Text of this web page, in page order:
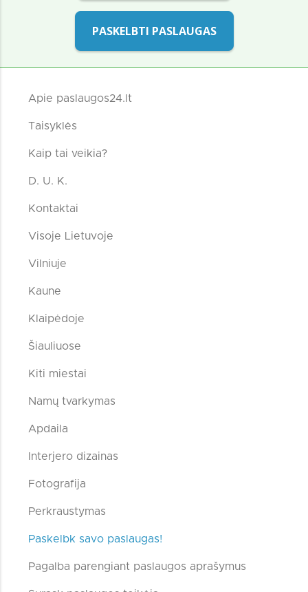
PASKELBTI PASLAUGAS
Apie paslaugos24.lt
Taisyklės
Kaip tai veikia?
D. U. K.
Kontaktai
Visoje Lietuvoje
Vilniuje
Kaune
Klaipėdoje
Šiauliuose
Kiti miestai
Namų tvarkymas
Apdaila
Interjero dizainas
Fotografija
Perkraustymas
Paskelbk savo paslaugas!
Pagalba parengiant paslaugos aprašymus